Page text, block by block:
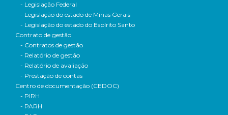
- Legislação Federal
- Legislação do estado de Minas Gerais
- Legislação do estado do Espírito Santo
Contrato de gestão
- Contratos de gestão
- Relatório de gestão
- Relatório de avaliação
- Prestação de contas
Centro de documentação (CEDOC)
- PIRH
- PARH